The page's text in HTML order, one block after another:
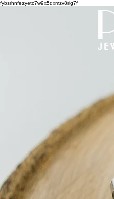
fybsrhnfezyetc7w9x5dxmzv8rig7f